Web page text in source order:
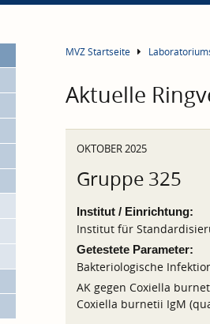
MVZ Startseite
Aktuelle
OKTOBER 2025
Gruppe 325
Institut / Einrichtung:
Institut für
Getestete Parameter:
Bakteriologische
AK gegen Coxiella
Coxiella burnetii IgM